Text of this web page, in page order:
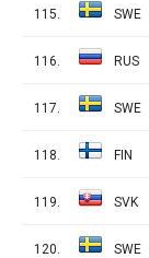
115. SWE
116. RUS
117. SWE
118. FIN
119. SVK
120. SWE